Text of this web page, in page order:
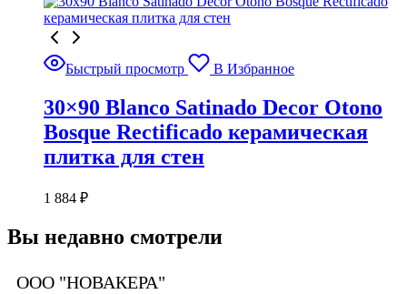
Быстрый просмотр В Избранное
30×90 Blanco Satinado Decor Otono
Bosque Rectificado керамическая
плитка для стен
1 884 ₽
Вы недавно смотрели
ООО "НОВАКЕРА"